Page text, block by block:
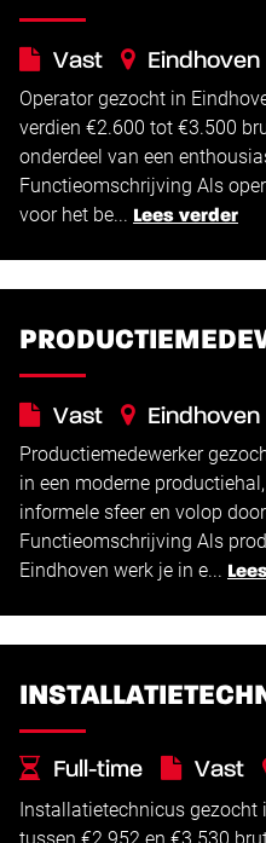
Vast Eindhoven
Operator gezocht in
verdien €2.600 tot €3.500
onderdeel van een
Functieomschrijving Als
voor het be... Lees verder
Vast Eindhoven
Productiemedewerker
in een moderne
informele sfeer en volop
Functieomschrijving Als
Eindhoven werk je in e...
Full-time Vast
€2.952 -€3.530
Installatietechnicus gezocht